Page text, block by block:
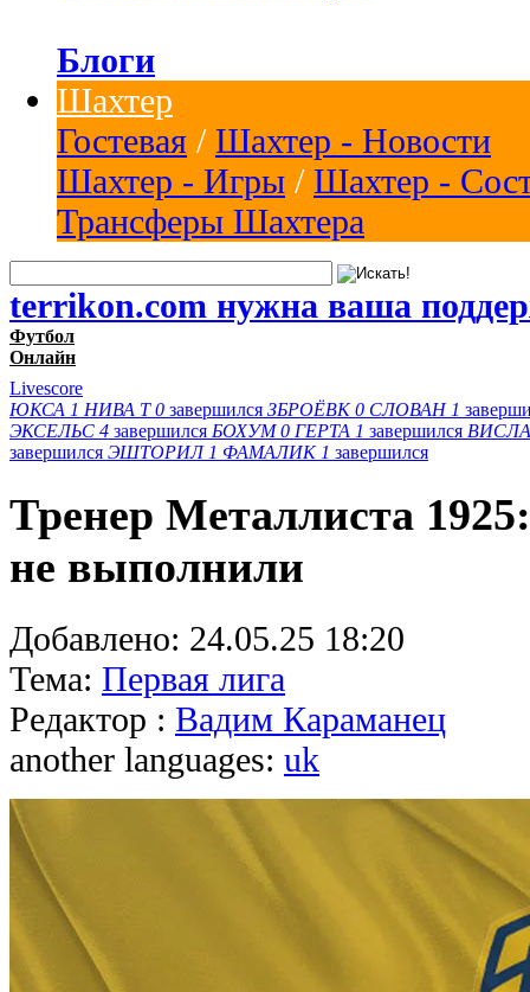
Блоги
Шахтер
Гостевая / Шахтер - Новости
Шахтер - Игры / Шахтер -
Трансферы Шахтера
terrikon.com нужна ваша
Футбол
Онлайн
Livescore
ЮКСА 1 НИВА Т 0 завершился ЗБРОЁВК 0 СЛОВАН 1
ЭКСЕЛЬС 4 завершился БОХУМ 0 ГЕРТА 1 завершился
завершился ЭШТОРИЛ 1 ФАМАЛИК 1 завершился
Тренер Металлиста
не выполнили
Добавлено: 24.05.25 18:20
Тема: Первая лига
Редактор : Вадим Караманец
another languages: uk